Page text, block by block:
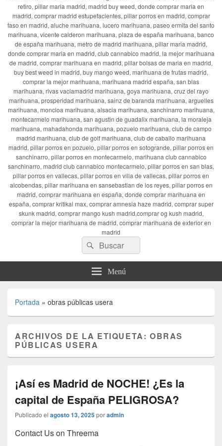
retiro, pillar maria madrid, madrid buy weed, donde comprar maria en
madrid, comprar madrid estupefacientes, pillar porros en madrid, comprar
faso en madrid, aluche marihuana, lucero marihuana, paseo ermita del santo
marihuana, vicente calderon marihuana, plaza de españa marihuana, banco
de españa marihuana, metro de madrid marihuana, pillar maria madrid,
donde comprar maria en madrid, club cannabico madrid, la mejor marihuana
de madrid, comprar marihuana en madrid, pillar bolsas de maria en madrid,
buy best weed in madrid, buy mango weed, marihuana de frutas madrid,
comprar la mejor marihuana, marihuana madrid españa, san blas
marihuana, rivas vaciamadrid marihuana, goya marihuana, cruz del rayo
marihuana, prosperidad marihuana, sainz de baranda marihuana, arguelles
marihuana, moncloa marihuana, alsacia marihuana, sanchinarro marihuana,
montecarmelo marihuana, san agustin de guadalix marihuana, la moraleja
marihuana, mahadahonda marihuana, pozuelo marihuana, club de campo
madrid marihuana, club de golf marihuana, club de caballo marihuana
madrid, pillar porros en pozuelo, pillar porros en sotogrande, pillar porros en
sanchinarro, pillar porros en montecarmelo, marihuana club cannabico
sanchinarro, madrid club cannabico montecarmelo, pillar porros en san blas,
pillar porros en vallecas, pillar porros en villa de vallecas, pillar porros en
alcobendas, pillar marihuana en sansebastian de los reyes, pillar porros en
madrid, comprar marihuana en españa, donde comprar marihuana en
españa, comprar kritikal max, comprar amnesia haze madrid, comprar super
skunk madrid, comprar mango kush madrid,comprar og kush madrid,
comprar la mejor marihuana de madrid, comprar marihuana de exterior en
madrid
Buscar
por:
Buscar
Menú
Portada » obras públicas usera
ARCHIVOS DE LA ETIQUETA:OBRAS
PÚBLICAS USERA
¡Así es Madrid de NOCHE! ¿Es la
capital de España PELIGROSA?
Publicado el agosto 13, 2025poradmin
Contact Us on Threema